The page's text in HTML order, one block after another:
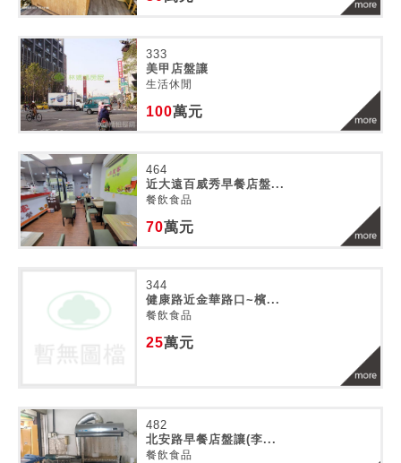
333
美甲店盤讓
生活休閒
100萬元
464
近大遠百威秀早餐店盤...
餐飲食品
70萬元
344
健康路近金華路口~檳...
餐飲食品
25萬元
482
北安路早餐店盤讓(李...
餐飲食品